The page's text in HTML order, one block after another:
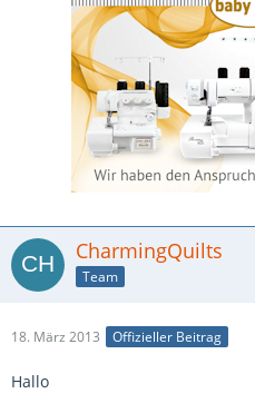
CharmingQuilts
Team
18. März 2013 Offizieller Beitrag
Hallo